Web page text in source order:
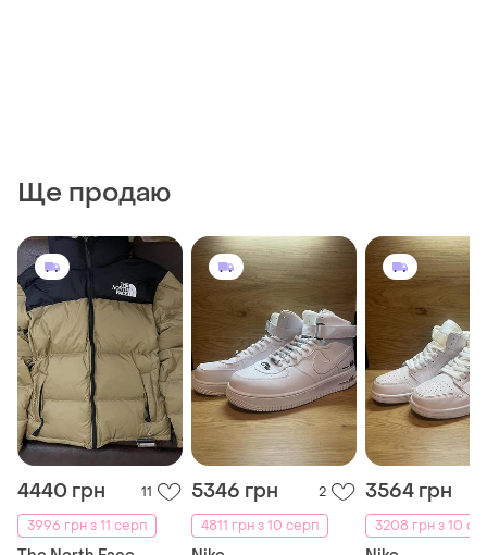
Ще продаю
4440 грн
11
3996 грн з 11 серп
5346 грн
2
4811 грн з 10 серп
3564 грн
3208 грн з 10